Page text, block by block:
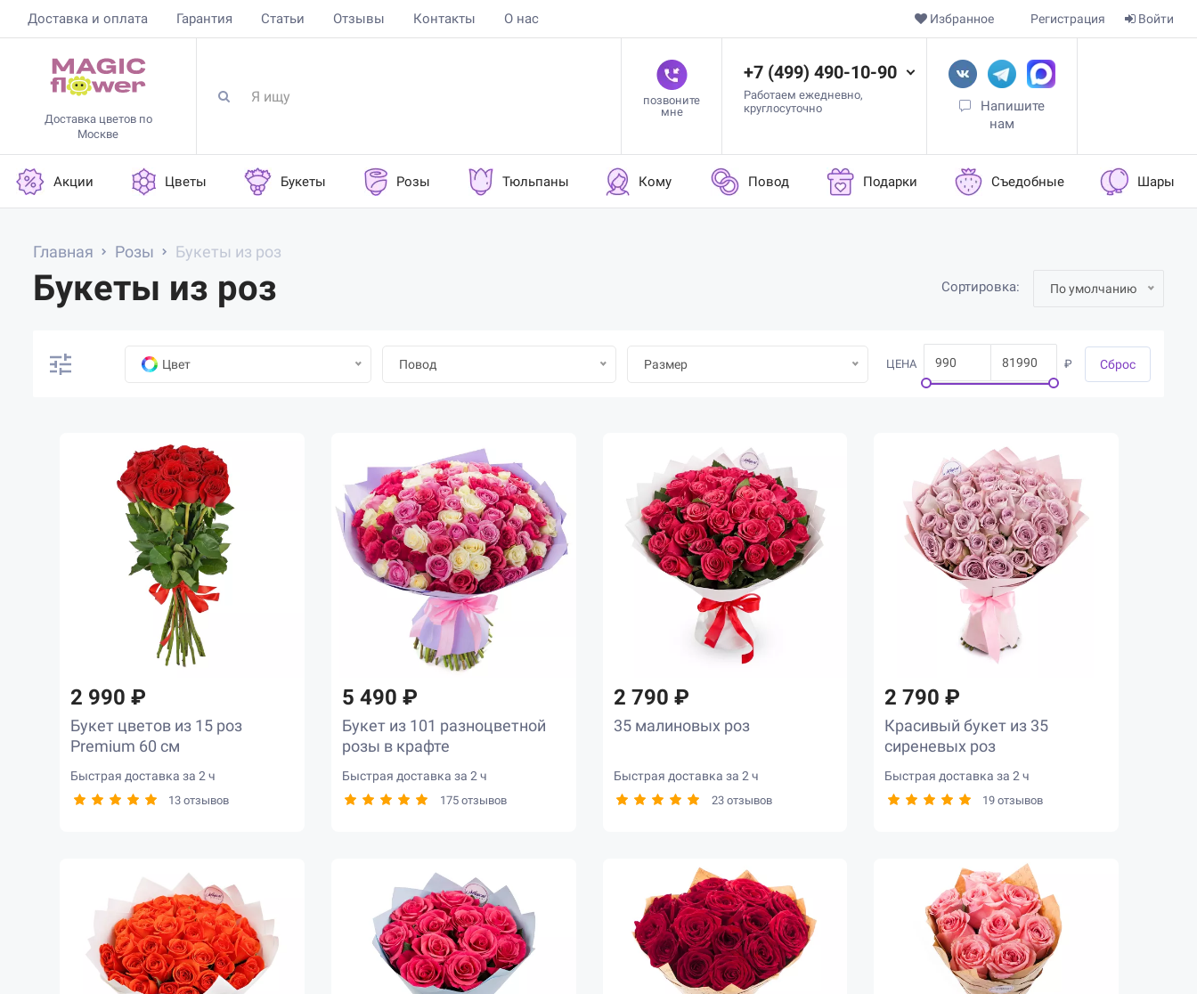
Доставка и оплата Гарантия Статьи Отзывы Контакты О нас Войти
Регистрация
Избранное
Доставка цветов по
Москве
позвоните
мне
+7 (499) 490-10-90
Работаем ежедневно,
круглосуточно
Напишите
нам
Акции Цветы Букеты Розы Тюльпаны Кому Повод Подарки Съедобные Шары
Главная Розы Букеты из роз
Букеты из роз Сортировка: По умолчанию
Цвет Повод Размер ЦЕНА ₽ Cброс
2 990 ₽
Букет цветов из 15 роз
Premium 60 см
Быстрая доставка за 2 ч
13 отзывов
5 490 ₽
Букет из 101 разноцветной
розы в крафте
Быстрая доставка за 2 ч
175 отзывов
2 790 ₽
35 малиновых роз
Быстрая доставка за 2 ч
23 отзывов
2 790 ₽
Красивый букет из 35
сиреневых роз
Быстрая доставка за 2 ч
19 отзывов